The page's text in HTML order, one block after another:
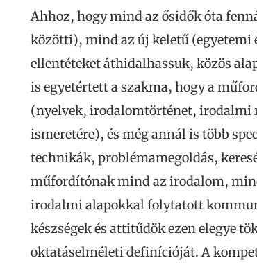
Ahhoz, hogy mind az ősidők óta
közötti), mind az új keletű (egyetemi
ellentéteket áthidalhassuk, közös
is egyetértett a szakma, hogy a
(nyelvek, irodalomtörténet, irodalmi
ismeretére), és még annál is több
technikák, problémamegoldás,
műfordítónak mind az irodalom,
irodalmi alapokkal folytatott
készségek és attitűdök ezen elegye
oktatáselméleti definícióját. A